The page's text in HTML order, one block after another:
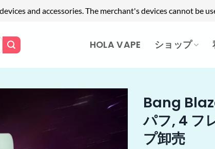
and accessories. The merchant's devices cannot be
HOLA VAPE ショップ
Bang
パフ, 4 フ
プ卸売